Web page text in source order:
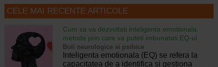
CELE MAI RECENTE ARTICOLE
Cum sa va dezvoltati inteligenta emotionala:
metode prin care va puteti imbunatati EQ-ul
Boli neurologice si psihice
Inteligenta emotionala (EQ) se refera la
capacitatea de a identifica si gestiona